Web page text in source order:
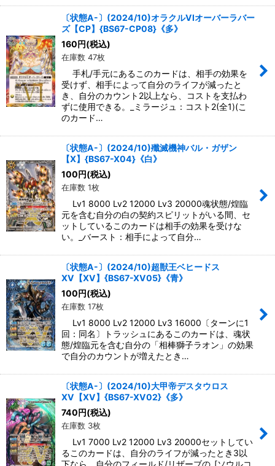
〔状態A-〕(2024/10)オラクルVIオーバーラバー
ズ【CP】{BS67-CP08}《多》
160 円(税込)
在庫数 47枚
手札/手元にあるこのカードは、相手の効果を
受けず、相手によって自分のライフが減ったと
き、自分のカウント2以上なら、コストを支払わ
ずに使用できる。_ミラージュ：コスト2(全1)(こ
のカード…
〔状態A-〕(2024/10)殲滅機神バル・ガザン
【X】{BS67-X04}《白》
100 円(税込)
在庫数 1枚
Lv1 8000 Lv2 12000 Lv3 20000魂状態/煌臨
元を含む自分の白の契約スピリットがいる間、セ
ットしているこのカードは相手の効果を受けな
い。_バースト：相手によって自分…
〔状態A-〕(2024/10)超獣王ベヒードス
XV【XV】{BS67-XV05}《青》
100 円(税込)
在庫数 17枚
Lv1 8000 Lv2 12000 Lv3 16000〔ターンに1
回：同名〕トラッシュにあるこのカードは、魂状
態/煌臨元を含む自分の「相棒獅子ラオン」の効果
で自分のカウントが増えたとき…
〔状態A-〕(2024/10)大甲帝デスタウロス
XV【XV】{BS67-XV02}《多》
740 円(税込)
在庫数 3枚
Lv1 7000 Lv2 12000 Lv3 20000セットしてい
るこのカードは、自分のライフが減ったとき3以